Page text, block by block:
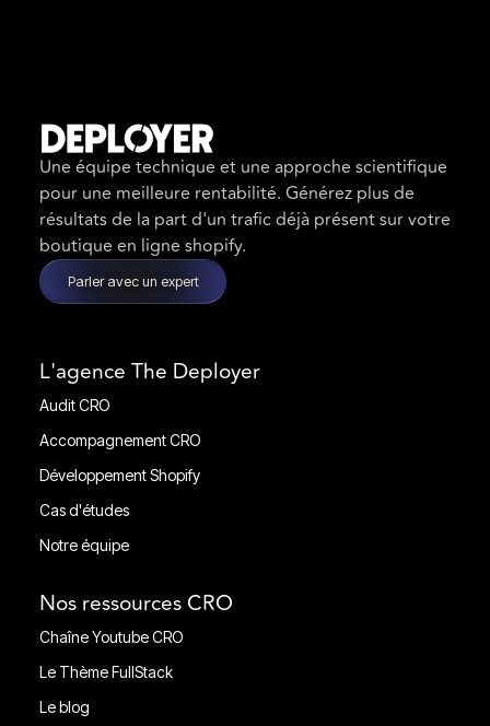
Une équipe technique et une approche scientifique
pour une meilleure rentabilité. Générez plus de
résultats de la part d'un trafic déjà présent sur votre
boutique en ligne shopify.
Parler avec un expert
L'agence The Deployer
Audit CRO
Audit CRO
Accompagnement CRO
Accompagnement CRO
Développement Shopify
Développement Shopify
Cas d'études
Cas d'études
Notre équipe
Nos ressources CRO
Chaîne Youtube CRO
Chaîne Youtube CRO
Le Thème FullStack
Le Thème FullStack
Le blog